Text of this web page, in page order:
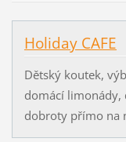
Holiday CAFE
Dětský koutek,
domácí limonády,
dobroty přímo na